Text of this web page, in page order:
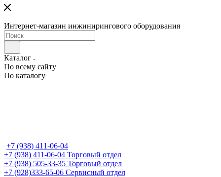
Интернет-магазин инжинирингового оборудования
Каталог
По всему сайту
По каталогу
+7 (938) 411-06-04
+7 (938) 411-06-04 Торговый отдел
+7 (938) 505-33-35 Торговый отдел
+7 (928)333-65-06 Сервисный отдел